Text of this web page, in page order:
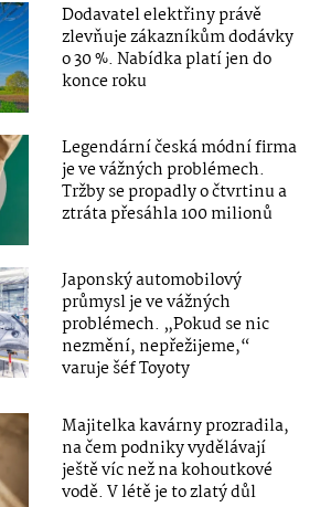
Dodavatel elektřiny právě
zlevňuje zákazníkům dodávky
o 30 %. Nabídka platí jen do
konce roku
Legendární česká módní firma
je ve vážných problémech.
Tržby se propadly o čtvrtinu a
ztráta přesáhla 100 milionů
Japonský automobilový
průmysl je ve vážných
problémech. „Pokud se nic
nezmění, nepřežijeme,“
varuje šéf Toyoty
Majitelka kavárny prozradila,
na čem podniky vydělávají
ještě víc než na kohoutkové
vodě. V létě je to zlatý důl